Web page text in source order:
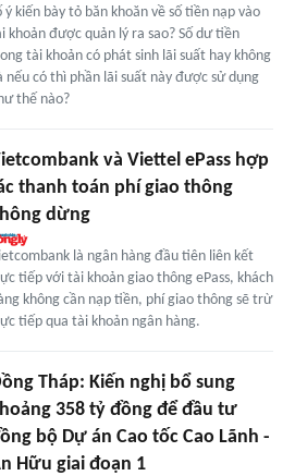
ý kiến bày tỏ băn khoăn về số tiền nạp vào
khoản được quản lý ra sao? Số dư tiền
tài khoản có phát sinh lãi suất hay không
nếu có thì phần lãi suất này được sử dụng
thế nào?
và Viettel ePass hợp
thanh toán phí giao thông
dừng
là ngân hàng đầu tiên liên kết
tiếp với tài khoản giao thông ePass, khách
không cần nạp tiền, phí giao thông sẽ trừ
tiếp qua tài khoản ngân hàng.
Tháp: Kiến nghị bổ sung
358 tỷ đồng để đầu tư
bộ Dự án Cao tốc Cao Lãnh -
Hữu giai đoạn 1